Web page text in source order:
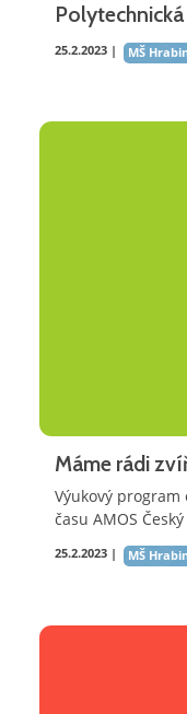
25.2.2023 | MŠ
Máme rádi
Výukový
času AMOS
25.2.2023 | MŠ